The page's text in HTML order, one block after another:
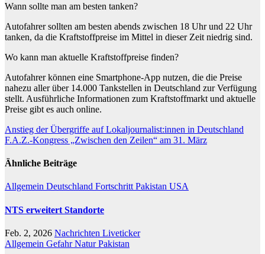
Wann sollte man am besten tanken?
Autofahrer sollten am besten abends zwischen 18 Uhr und 22 Uhr
tanken, da die Kraftstoffpreise im Mittel in dieser Zeit niedrig sind.
Wo kann man aktuelle Kraftstoffpreise finden?
Autofahrer können eine Smartphone-App nutzen, die die Preise
nahezu aller über 14.000 Tankstellen in Deutschland zur Verfügung
stellt. Ausführliche Informationen zum Kraftstoffmarkt und aktuelle
Preise gibt es auch online.
Beitragsnavigation
Anstieg der Übergriffe auf Lokaljournalist:innen in Deutschland
F.A.Z.-Kongress „Zwischen den Zeilen“ am 31. März
Ähnliche Beiträge
Allgemein Deutschland FortschrittPakistan USA
NTS erweitert Standorte
Feb. 2, 2026 Nachrichten Liveticker
Allgemein GefahrNaturPakistan